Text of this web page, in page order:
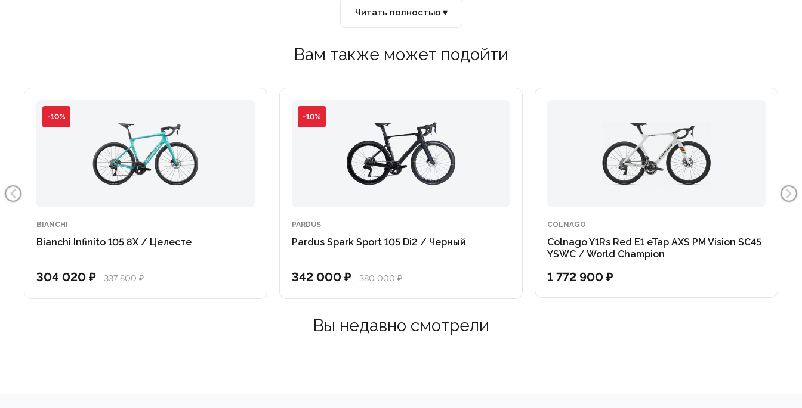
Оптимизированная аэродинамика: Передняя часть рамы заужена. Более тонкая рулевая колонка и переработанная вилка (по сравнению с прошлым поколением
передней части при мощных финишных спринтах (когда вы активно тянете руль на себя) и обеспечивает 100% передачу энергии через задний треугольник при
педалировании в крутые подъемы в седле.
Комфорт и увеличенные зазоры: Максимальный клиренс для покрышек у V4 составляет 30 мм. Установка более широкой резины позволит радикально снизить
вибрации на плохом асфальте и улучшить сцепление в крутых виражах.
Colnago V4 — это чистая эстетика, потрясающая динамика и победные технологии, доступные каждому, кто влюблен в шоссейный велоспорт!
Читать полностью ▾
Вам также может подойти
-10%
BIANCHI
Bianchi Infinito 105 8X / Целесте
304 020 ₽ 337 800 ₽
-10%
PARDUS
Pardus Spark Sport 105 Di2 / Черный
342 000 ₽ 380 000 ₽
COLNAGO
Colnago Y1Rs Red E1 eTap AXS PM Vision SC45
YSWC / World Champion
1 772 900 ₽
Вы недавно смотрели